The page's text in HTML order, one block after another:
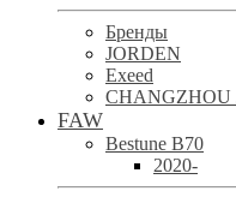
Бренды
JORDEN
Exeed
CHANGZHOU
FAW
Bestune B70
2020-